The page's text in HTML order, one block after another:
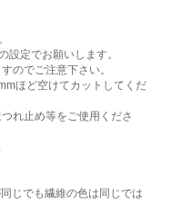
定でお願いします。
のでご注意下さい。
ほど空けてカットしてくだ
れ止め等をご使用くださ
じでも繊維の色は同じでは